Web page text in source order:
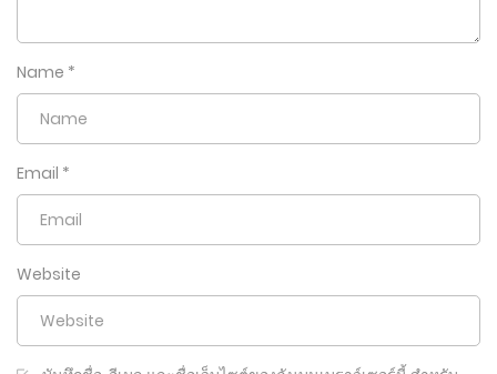
Name *
Email *
Website